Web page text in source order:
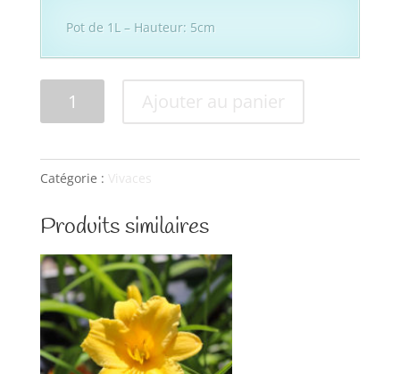
Pot de 1L – Hauteur: 5cm
quantité
de
WoW
Wonder®
Ajouter au panier
Catégorie : Vivaces
Produits similaires